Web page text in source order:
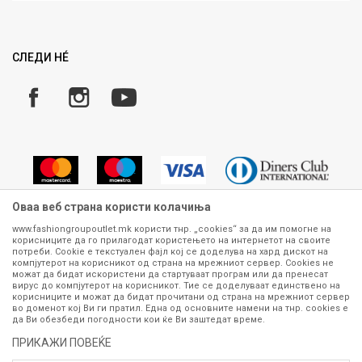
Замена и рефундација на производи
Плаќање
СЛЕДИ НÉ
Сите информации околу производите кои се изложени на нашата
онлајн продавница се стремиме да бидат конкретни, точни и прецизни,
меѓутоа не можеме да гарантираме дека се без ниту една грешка или
пак дека сите производи во моментот се достапни на залиха.
Фотографиите се најверодостојниот приказ на производот. Доколку
дојде до потреба за замена на производ или рефундација, процедурата
контактирајте не на телефонскиот број 070 275 363 или на е-
маилoutlet@fashiongroup.com.mkодпонеделник до петок (08-16ч)
Оваа веб страна користи колачиња
www.fashiongroupoutlet.mk користи тнр. „cookies“ за да им помогне на
корисниците да го прилагодат користењето на интернетот на своите
потреби. Cookie е текстуален фајл кој се доделува на хард дискот на
компјутерот на корисникот од страна на мрежниот сервер. Cookies не
можат да бидат искористени да стартуваат програм или да пренесат
вирус до компјутерот на корисникот. Тие се доделуваат единствено на
корисниците и можат да бидат прочитани од страна на мрежниот сервер
во доменот кој Ви ги пратил. Една од основните намени на тнр. сookies е
да Ви обезбеди погодности кои ќе Ви заштедат време.
ПРИКАЖИ ПОВЕЌЕ